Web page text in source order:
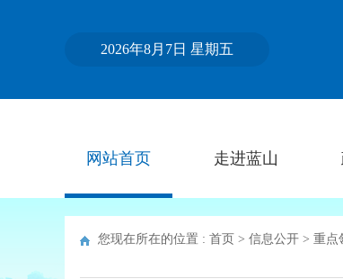
2026年8月7日 星期五
网站首页 走进蓝山
您现在所在的位置 : 首页 > 信息公开 > 重点